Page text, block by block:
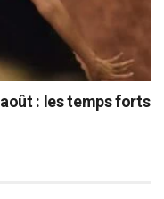
: les temps forts